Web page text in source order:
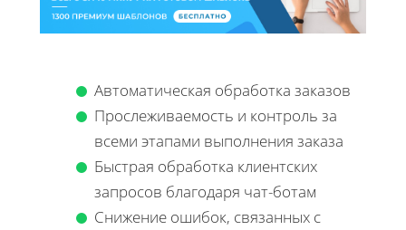
Автоматическая обработка заказов
Прослеживаемость и контроль за
всеми этапами выполнения заказа
Быстрая обработка клиентских
запросов благодаря чат-ботам
Снижение ошибок, связанных с